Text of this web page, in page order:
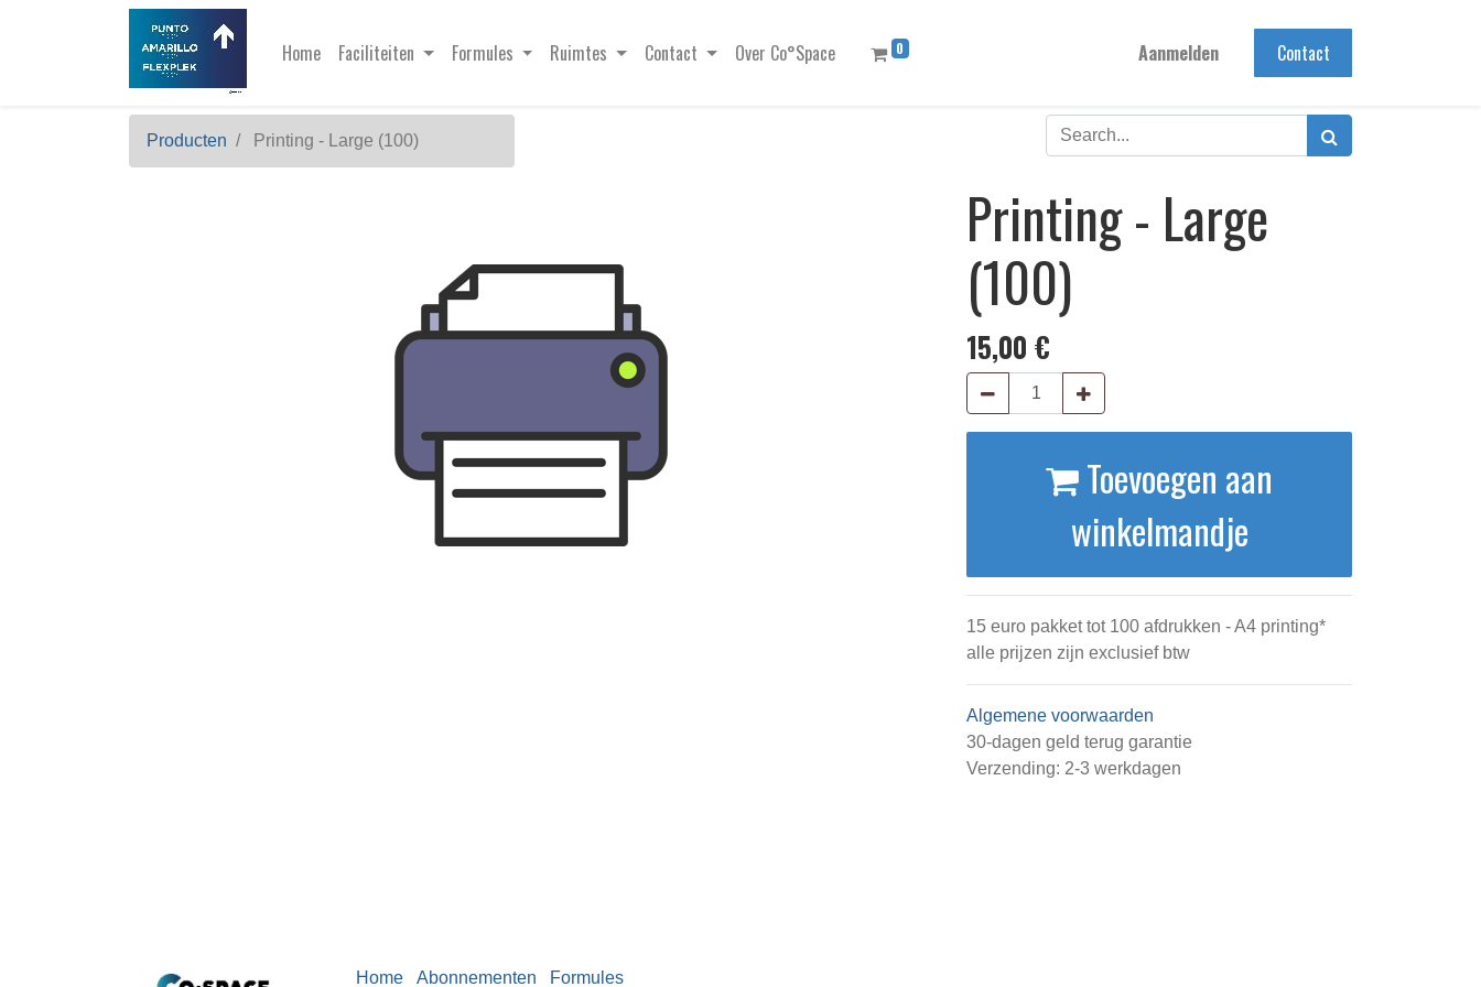
Home Faciliteiten Formules Ruimtes Contact Over Co°Space 0 Aanmelden Contact
Producten Printing - Large (100)
Printing - Large
(100)
15,00 €
Toevoegen aan
winkelmandje
15 euro pakket tot 100 afdrukken - A4 printing*
alle prijzen zijn exclusief btw
Algemene voorwaarden
30-dagen geld terug garantie
Verzending: 2-3 werkdagen
Home Abonnementen Formules